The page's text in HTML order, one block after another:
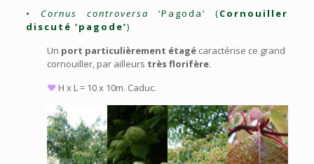
• Cornus controversa ‘Pagoda’ (Cornouiller
discuté ‘pagode’)
Un port particulièrement étagécaractérise ce grand
cornouiller, par ailleurs très florifère.
♥ H x L = 10 x 10m. Caduc.